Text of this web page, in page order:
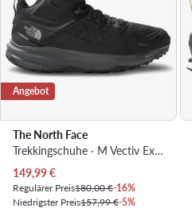
Angebot
The North Face
Trekkingschuhe · M Vectiv Exploris 2 Mid Futurelight LthrNF0A7W4XNY71 · Schwarz
Aktueller Preis
149,99€
Regulärer Preis180,00 €-16%
Niedrigster Preis157,99 €-5%